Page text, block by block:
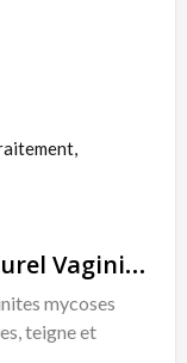
En Savoir Plus Remède Naturel Vaginites
mycoses
teigne et